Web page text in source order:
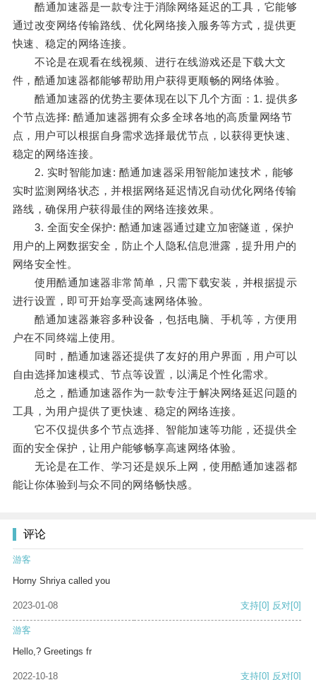
酷通加速器是一款专注于消除网络延迟的工具，它能够
通过改变网络传输路线、优化网络接入服务等方式，提供更
快速、稳定的网络连接。
不论是在观看在线视频、进行在线游戏还是下载大文
件，酷通加速器都能够帮助用户获得更顺畅的网络体验。
酷通加速器的优势主要体现在以下几个方面：1. 提供多
个节点选择: 酷通加速器拥有众多全球各地的高质量网络节
点，用户可以根据自身需求选择最优节点，以获得更快速、
稳定的网络连接。
2. 实时智能加速: 酷通加速器采用智能加速技术，能够
实时监测网络状态，并根据网络延迟情况自动优化网络传输
路线，确保用户获得最佳的网络连接效果。
3. 全面安全保护: 酷通加速器通过建立加密隧道，保护
用户的上网数据安全，防止个人隐私信息泄露，提升用户的
网络安全性。
使用酷通加速器非常简单，只需下载安装，并根据提示
进行设置，即可开始享受高速网络体验。
酷通加速器兼容多种设备，包括电脑、手机等，方便用
户在不同终端上使用。
同时，酷通加速器还提供了友好的用户界面，用户可以
自由选择加速模式、节点等设置，以满足个性化需求。
总之，酷通加速器作为一款专注于解决网络延迟问题的
工具，为用户提供了更快速、稳定的网络连接。
它不仅提供多个节点选择、智能加速等功能，还提供全
面的安全保护，让用户能够畅享高速网络体验。
无论是在工作、学习还是娱乐上网，使用酷通加速器都
能让你体验到与众不同的网络畅快感。
评论
游客
Horny Shriya called you
2023-01-08 支持[0] 反对[0]
游客
Hello,? Greetings fr
2022-10-18 支持[0] 反对[0]